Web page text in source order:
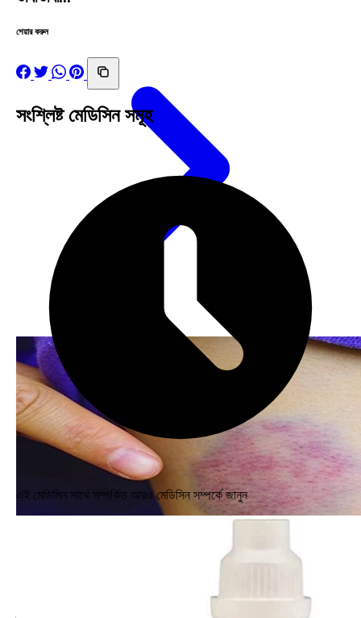
শেয়ার করুন
সংশ্লিষ্ট মেডিসিন সমূহ
এই মেডিসিন সাথে সম্পর্কিত আরও মেডিসিন সম্পর্কে জানুন